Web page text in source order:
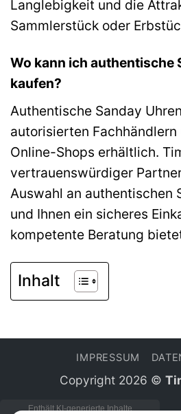
Langlebigkeit und die
Sammlerstück oder
Wo kann ich authentische
kaufen?
Authentische Sanday
autorisierten Fachhändlern
Online-Shops erhältlich.
vertrauenswürdiger
Auswahl an authentischen
und Ihnen ein sicheres
kompetente Beratung
Inhalt
IMPRESSUM
Copyright 2026 ©